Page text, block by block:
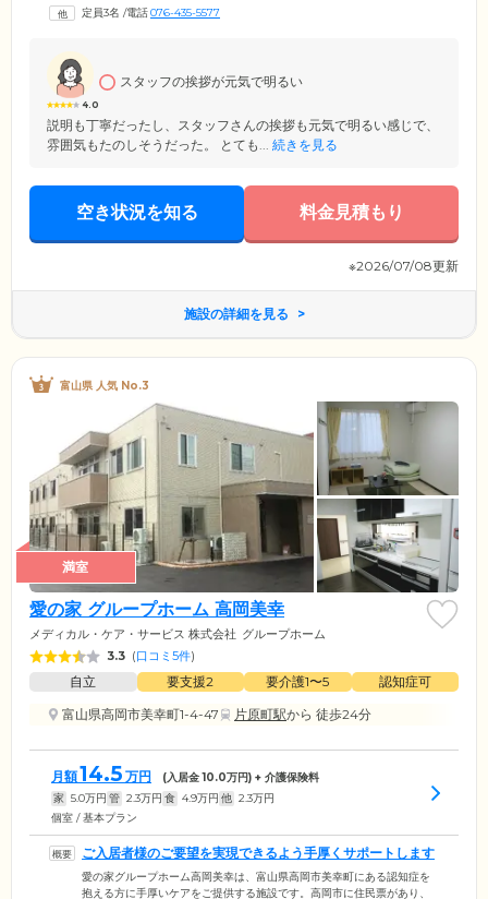
か、第二の我が家として、のびのびとお過ごしください。個室のご用意
定員3名 /電話076-435-5577
4.0
スタッフの挨拶が元気で明るい
説明も丁寧だったし、スタッフさんの挨拶も元気で明るい感じで、
雰囲気もたのしそうだった。 とても... 続きを見る
空き状況を知る 料金見積もり
※2026/07/08更新
施設の詳細を見る
富山県 人気 No.3
満室
愛の家 グループホーム 高岡美幸
メディカル・ケア・サービス 株式会社 グループホーム
3.3 (口コミ5件)
自立 要支援2 要介護1〜5
認知症可
富山県高岡市美幸町1-4-47
片原町駅から 徒歩24分
月額14.5 万円 (入居金10.0万円) + 介護保険料
家 5.0万円 管 2.3万円 食 4.9万円 他 2.3万円
個室 / 基本プラン
ご入居者様のご要望を実現できるよう手厚くサポートします
愛の家グループホーム高岡美幸は、富山県高岡市美幸町にある認知症を
抱える方に手厚いケアをご提供する施設です。高岡市に住民票があり、